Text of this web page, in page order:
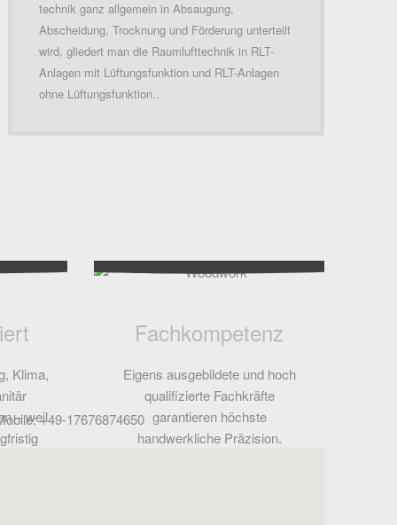
technik ganz allgemein in Absaugung,
Abscheidung, Trocknung und Förderung unterteilt
wird, gliedert man die Raumlufttechnik in RLT-
Anlagen mit Lüftungsfunktion und RLT-Anlagen
ohne Lüftungsfunktion..
Klima,
– weil
Fachkompetenz
Eigens ausgebildete und hoch
qualifizierte Fachkräfte
garantieren höchste
handwerkliche Präzision.
+49-17676874650